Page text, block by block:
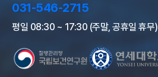
031-546-2715
평일 08:30 ~ 17:30 (주말, 공휴일 휴무)